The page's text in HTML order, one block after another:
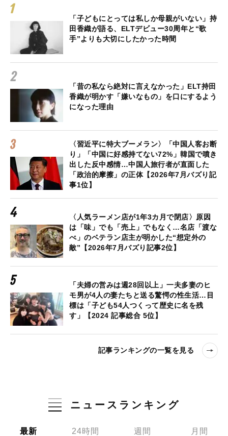
「子どもにとっては私しか母親がいない」持
田香織が語る、ELTデビュー30周年と“歌
手”よりも大切にしたかった時間
「昔の私なら絶対に言えなかった」ELT持田
香織が明かす「嫌いなもの」を口にするよう
になった理由
〈習近平に特大ブーメラン〉「中国人客お断
り」「中国に好感持てない72%」韓国で噴き
出した反中感情…中国人旅行者が直面した
「政治的摩擦」の正体【2026年7月バズり記
事1位】
〈人気ラーメン店が1年3カ月で閉店〉原因
は「味」でも「売上」でもなく…名店「渡な
べ」のベテラン店主が明かした“想定外の
敵”【2026年7月バズり記事2位】
「夫婦の営みは週28回以上」一夫多妻のヒ
モ男が4人の妻たちと送る驚愕の性生活…目
標は「子ども54人つくって歴史に名を残
す」【2024 記事総合 5位】
記事ランキングの一覧を見る
ニュースランキング
最新 24時間 週間 月間